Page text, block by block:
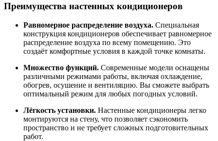
Преимущества настенных кондиционеров
Равномерное распределение воздуха. Специальная
конструкция кондиционеров обеспечивает равномерное
распределение воздуха по всему помещению. Это
создаёт комфортные условия в каждой точке комнаты.
Множество функций. Современные модели оснащены
различными режимами работы, включая охлаждение,
обогрев, осушение и вентиляцию. Вы сможете выбрать
оптимальный режим для любых погодных условий.
Лёгкость установки. Настенные кондиционеры легко
монтируются на стену, что позволяет сэкономить
пространство и не требует сложных подготовительных
работ.